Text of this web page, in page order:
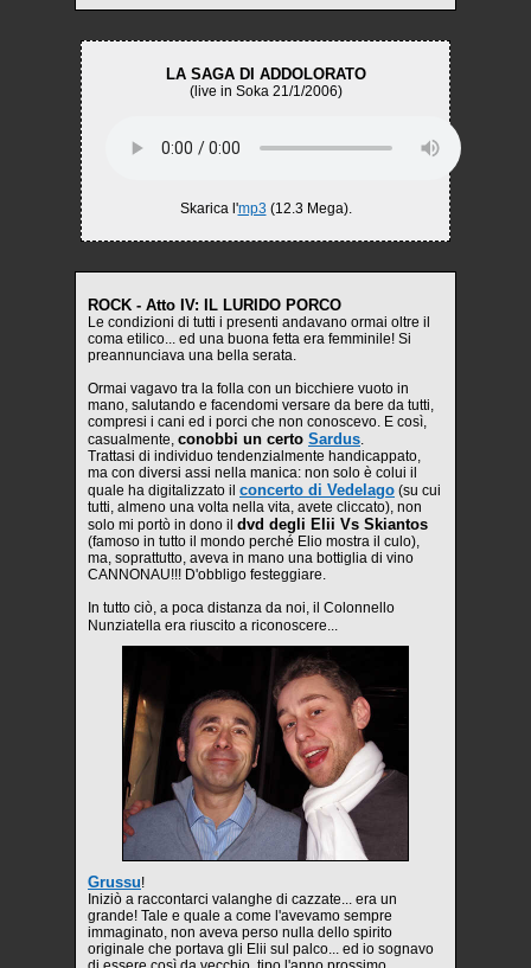
LA SAGA DI ADDOLORATO
(live in Soka 21/1/2006)
Skarica l'mp3 (12.3 Mega).
ROCK - Atto IV: IL LURIDO PORCO
Le condizioni di tutti i presenti andavano ormai oltre il
coma etilico... ed una buona fetta era femminile! Si
preannunciava una bella serata.
Ormai vagavo tra la folla con un bicchiere vuoto in
mano, salutando e facendomi versare da bere da tutti,
compresi i cani ed i porci che non conoscevo. E così,
casualmente, conobbi un certo Sardus.
Trattasi di individuo tendenzialmente handicappato,
ma con diversi assi nella manica: non solo è colui il
quale ha digitalizzato il concerto di Vedelago (su cui
tutti, almeno una volta nella vita, avete cliccato), non
solo mi portò in dono il dvd degli Elii Vs Skiantos
(famoso in tutto il mondo perché Elio mostra il culo),
ma, soprattutto, aveva in mano una bottiglia di vino
CANNONAU!!! D'obbligo festeggiare.
In tutto ciò, a poca distanza da noi, il Colonnello
Nunziatella era riuscito a riconoscere...
Grussu!
Iniziò a raccontarci valanghe di cazzate... era un
grande! Tale e quale a come l'avevamo sempre
immaginato, non aveva perso nulla dello spirito
originale che portava gli Elii sul palco... ed io sognavo